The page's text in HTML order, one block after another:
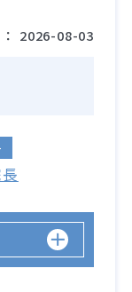
2026-08-03